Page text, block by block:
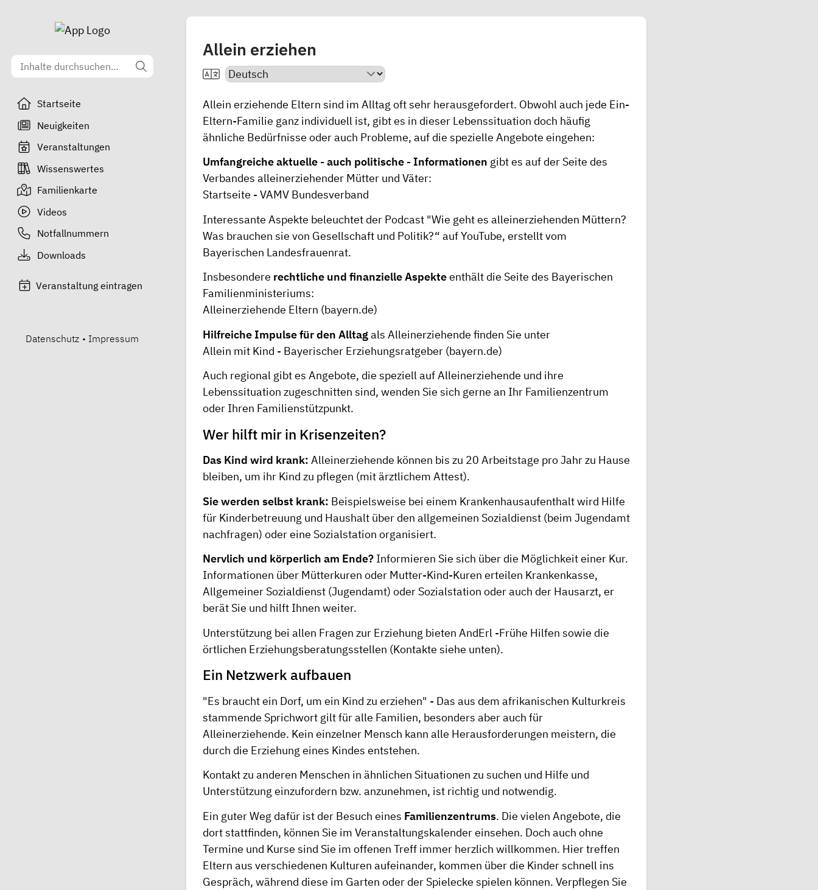
Startseite
Neuigkeiten
Veranstaltungen
Wissenswertes
Familienkarte
Videos
Notfallnummern
Downloads
Veranstaltung eintragen
Datenschutz • Impressum
Allein erziehen
Allein erziehende Eltern sind im Alltag oft sehr herausgefordert. Obwohl auch jede Ein-
Eltern-Familie ganz individuell ist, gibt es in dieser Lebenssituation doch häufig
ähnliche Bedürfnisse oder auch Probleme, auf die spezielle Angebote eingehen:
Umfangreiche aktuelle - auch politische - Informationen gibt es auf der Seite des
Verbandes alleinerziehender Mütter und Väter:
Startseite - VAMV Bundesverband
Interessante Aspekte beleuchtet der Podcast "Wie geht es alleinerziehenden Müttern?
Was brauchen sie von Gesellschaft und Politik?“ auf YouTube, erstellt vom
Bayerischen Landesfrauenrat.
Insbesondere rechtliche und finanzielle Aspekteenthält die Seite des Bayerischen
Familienministeriums:
Alleinerziehende Eltern (bayern.de)
Hilfreiche Impulse für den Alltagals Alleinerziehende finden Sie unter
Allein mit Kind - Bayerischer Erziehungsratgeber (bayern.de)
Auch regional gibt es Angebote, die speziell auf Alleinerziehende und ihre
Lebenssituation zugeschnitten sind, wenden Sie sich gerne an Ihr Familienzentrum
oder Ihren Familienstützpunkt.
Wer hilft mir in Krisenzeiten?
Das Kind wird krank: Alleinerziehende können bis zu 20 Arbeitstage pro Jahr zu Hause
bleiben, um ihr Kind zu pflegen (mit ärztlichem Attest).
Sie werden selbst krank: Beispielsweise bei einem Krankenhausaufenthalt wird Hilfe
für Kinderbetreuung und Haushalt über den allgemeinen Sozialdienst (beim Jugendamt
nachfragen) oder eine Sozialstation organisiert.
Nervlich und körperlich am Ende? Informieren Sie sich über die Möglichkeit einer Kur.
Informationen über Mütterkuren oder Mutter-Kind-Kuren erteilen Krankenkasse,
Allgemeiner Sozialdienst (Jugendamt) oder Sozialstation oder auch der Hausarzt, er
berät Sie und hilft Ihnen weiter.
Unterstützung bei allen Fragen zur Erziehung bieten AndErl -Frühe Hilfen sowie die
örtlichen Erziehungsberatungsstellen (Kontakte siehe unten).
Ein Netzwerk aufbauen
"Es braucht ein Dorf, um ein Kind zu erziehen" - Das aus dem afrikanischen Kulturkreis
stammende Sprichwort gilt für alle Familien, besonders aber auch für
Alleinerziehende. Kein einzelner Mensch kann alle Herausforderungen meistern, die
durch die Erziehung eines Kindes entstehen.
Kontakt zu anderen Menschen in ähnlichen Situationen zu suchen und Hilfe und
Unterstützung einzufordern bzw. anzunehmen, ist richtig und notwendig.
Ein guter Weg dafür ist der Besuch eines Familienzentrums. Die vielen Angebote, die
dort stattfinden, können Sie im Veranstaltungskalendereinsehen. Doch auch ohne
Termine und Kurse sind Sie im offenen Treff immer herzlich willkommen. Hier treffen
Eltern aus verschiedenen Kulturen aufeinander, kommen über die Kinder schnell ins
Gespräch, während diese im Garten oder der Spielecke spielen können. Verpflegen Sie